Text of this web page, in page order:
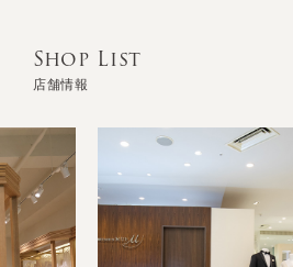
Shop List
店舗情報